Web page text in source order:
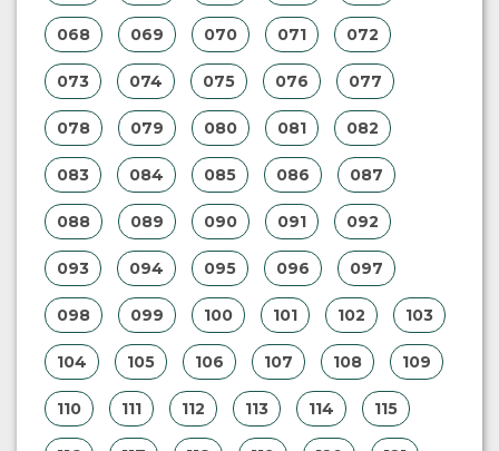
068 069 070 071 072
073 074 075 076 077
078 079 080 081 082
083 084 085 086 087
088 089 090 091 092
093 094 095 096 097
098 099 100 101 102 103
104 105 106 107 108 109
110 111 112 113 114 115